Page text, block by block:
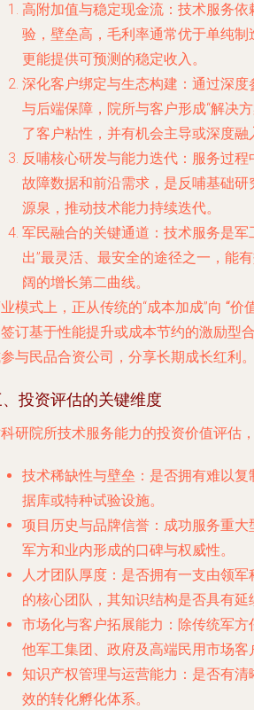
高附加值与稳定现金流 ：技术服务
验，壁垒高，毛利率通常优于单纯
更能提供可预测的稳定收入。
深化客户绑定与生态构建 ：通过深
与后端保障，院所与客户形成“解决
了客户粘性，并有机会主导或深度融
反哺核心研发与能力迭代 ：服务过
故障数据和前沿需求，是反哺基础
源泉，推动技术能力持续迭代。
军民融合的关键通道 ：技术服务是
出”最灵活、最安全的途径之一，能
阔的增长第二曲线。
模式上，正从传统的“成本加成”向 “价
订基于性能提升或成本节约的激励型
与民品合资公司，分享长期成长红利。
投资评估的关键维度
研院所技术服务能力的投资价值评估
技术稀缺性与壁垒 ：是否拥有难以
据库或特种试验设施。
项目历史与品牌信誉 ：成功服务重
军方和业内形成的口碑与权威性。
人才团队厚度 ：是否拥有一支由领
的核心团队，其知识结构是否具有延
市场化与客户拓展能力 ：除传统军
他军工集团、政府及高端民用市场客
知识产权管理与运营能力 ：是否有
效的转化孵化体系。